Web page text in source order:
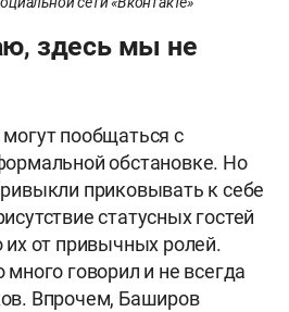
здесь мы не
пообщаться с
обстановке. Но
приковывать к себе
статусных гостей
их от привычных ролей.
говорил и не всегда
Впрочем, Баширов